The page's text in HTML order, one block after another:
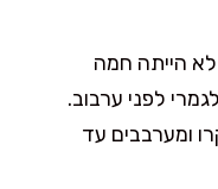
הייתה חמה
לפני ערבוב.
במיקרו ומערבבים עד